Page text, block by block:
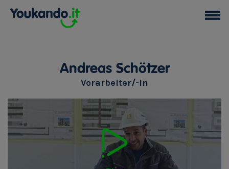
Andreas Schötzer
Vorarbeiter/-in